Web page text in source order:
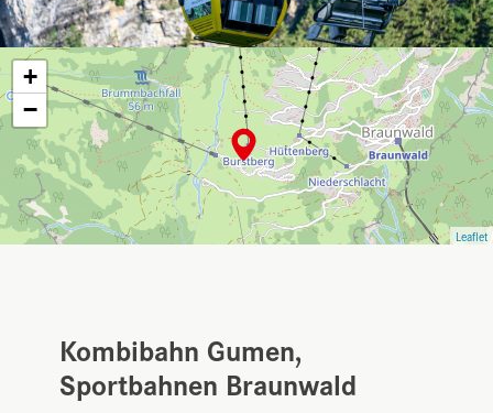
+
−
Leaflet
Kombibahn Gumen,
Sportbahnen Braunwald